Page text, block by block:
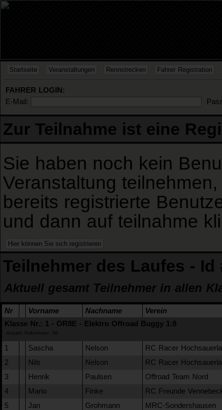
Startseite Veranstaltungen Rennstrecken Fahrer Registration
FAHRER LOGIN:
E-Mail:
Zur Teilnahme ist eine
Sie haben noch kein
Veranstaltung
bereits registrierte
und dann auf teilnahme
Teilnehmer des Laufes - Id
Aktuell gesamt Teilnehmer in allen
Nr Vorname Nachname
Verein
Klasse Nr.: 1 - OR8E - Elektro Offroad Buggy 1:8
Anzahl Teilnehmer: 30
1 Sascha Nelson
RC Racer
2
Nils Nelson
RC Racer
3
Henrik Paulsen
Offroad Team Nord
4
Mario Finke
RC Freunde
5
Jan Grohmann
MRC-Sondershausen